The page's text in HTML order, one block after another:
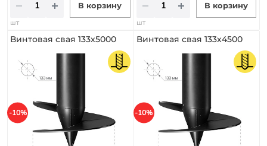
В корзину
шт
В корзину
шт
Винтовая свая 133х5000
-10%
Винтовая свая 133х4500
-10%